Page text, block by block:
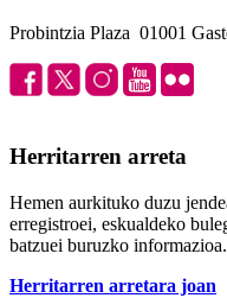
Probintzia Plaza 01001
Herritarren arreta
Hemen aurkituko duzu
erregistroei, eskualdeko
batzuei buruzko informazioa.
Herritarren arretara joan